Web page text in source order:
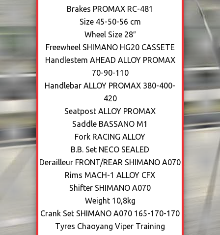
Brakes PROMAX RC-481
Size 45-50-56 cm
Wheel Size 28″
Freewheel SHIMANO HG20 CASSETE
Handlestem AHEAD ALLOY PROMAX
70-90-110
Handlebar ALLOY PROMAX 380-400-
420
Seatpost ALLOY PROMAX
Saddle BASSANO M1
Fork RACING ALLOY
B.B. Set NECO SEALED
Derailleur FRONT/REAR SHIMANO A070
Rims MACH-1 ALLOY CFX
Shifter SHIMANO A070
Weight 10,8kg
Crank Set SHIMANO A070 165-170-170
Tyres Chaoyang Viper Training